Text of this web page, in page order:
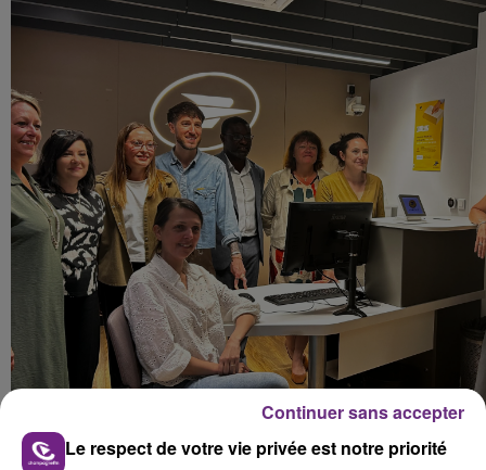
Le respect de votre vie privée est notre priorité
Continuer sans accepter